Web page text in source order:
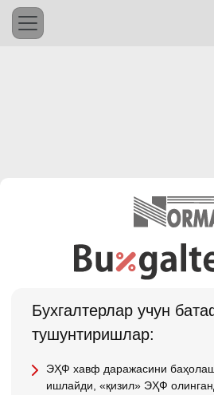
Бухгалтерлар учун
тушунтиришлар:
ЭҲФ хавф даражасини
ишлайди, «қизил» ЭҲФ